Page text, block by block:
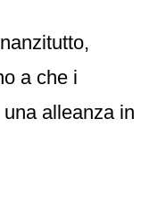
a che i
alleanza in